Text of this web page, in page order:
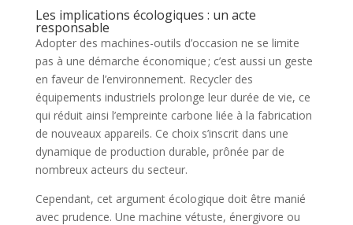
Les implications écologiques : un acte
responsable
Adopter des machines-outils d’occasion ne se limite
pas à une démarche économique ; c’est aussi un geste
en faveur de l’environnement. Recycler des
équipements industriels prolonge leur durée de vie, ce
qui réduit ainsi l’empreinte carbone liée à la fabrication
de nouveaux appareils. Ce choix s’inscrit dans une
dynamique de production durable, prônée par de
nombreux acteurs du secteur.
Cependant, cet argument écologique doit être manié
avec prudence. Une machine vétuste, énergivore ou